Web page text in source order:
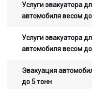
Услуги эвакуатора
автомобиля весом
Услуги эвакуатора
автомобиля весом
Эвакуация
до 5 тонн